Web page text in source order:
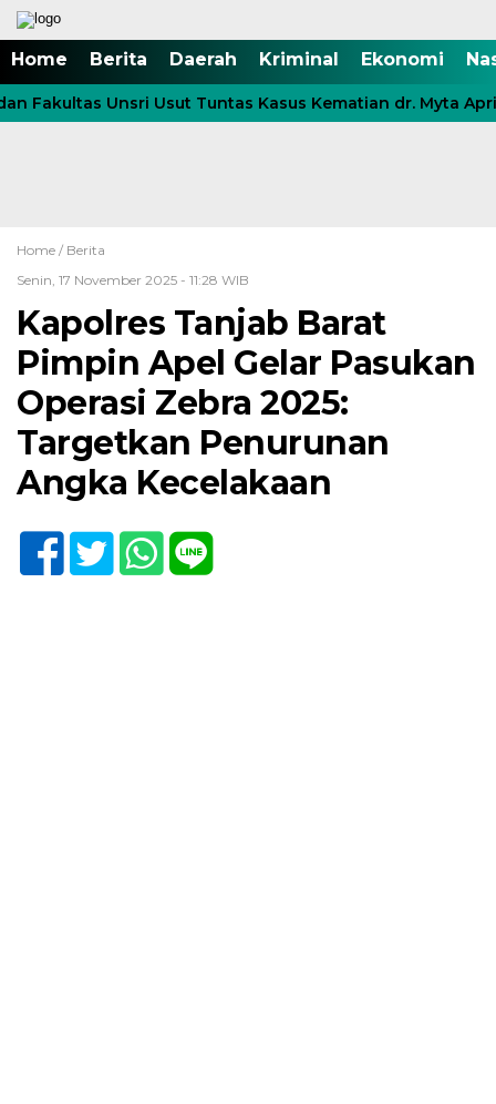
Home Berita Daerah Kriminal Ekonomi
Fakultas Unsri Usut Tuntas Kasus Kematian dr. Myta
Home / Berita
Senin, 17 November 2025 - 11:28 WIB
Kapolres Tanjab Barat
Pimpin Apel Gelar Pasukan
Operasi Zebra 2025:
Targetkan Penurunan
Angka Kecelakaan